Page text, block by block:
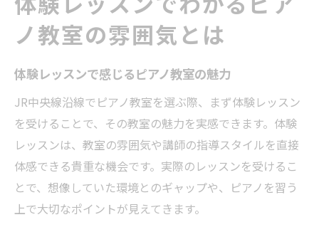
ノ教室の雰囲気とは
体験レッスンで感じるピアノ教室の魅力
JR中央線沿線でピアノ教室を選ぶ際、まず体験レッスン
を受けることで、その教室の魅力を実感できます。体験
レッスンは、教室の雰囲気や講師の指導スタイルを直接
体感できる貴重な機会です。実際のレッスンを受けるこ
とで、想像していた環境とのギャップや、ピアノを習う
上で大切なポイントが見えてきます。